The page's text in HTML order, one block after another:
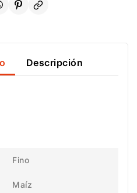
Descripción
Fino
Maíz